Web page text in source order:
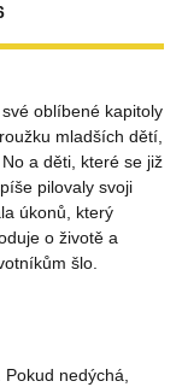
oblíbené kapitoly
mladších dětí,
a děti, které se již
pilovaly svoji
úkonů, který
o životě a
šlo.
nedýchá,